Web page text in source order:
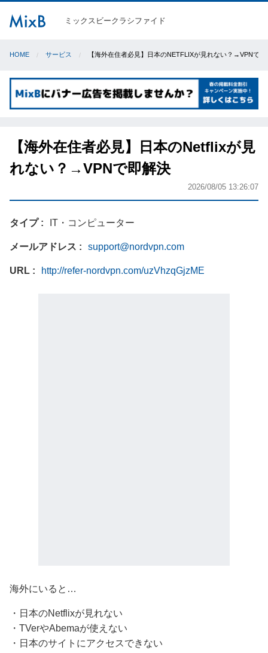
ミックスビークラシファイド
HOME サービス 【海外在住者必見】日本のNETFLIXが見れない？→VPNで即
【海外在住者必見】日本のNetflixが見
れない？→VPNで即解決
2026/08/05 13:26:07
タイプ IT・コンピューター
メールアドレス support@nordvpn.com
URL http://refer-nordvpn.com/uzVhzqGjzME
海外にいると…
・日本のNetflixが見れない
・TVerやAbemaが使えない
・日本のサイトにアクセスできない